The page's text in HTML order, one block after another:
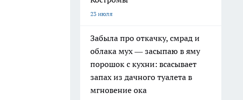
23 июля
Забыла про откачку, смрад и
облака мух — засыпаю в яму
порошок с кухни: всасывает
запах из дачного туалета в
мгновение ока